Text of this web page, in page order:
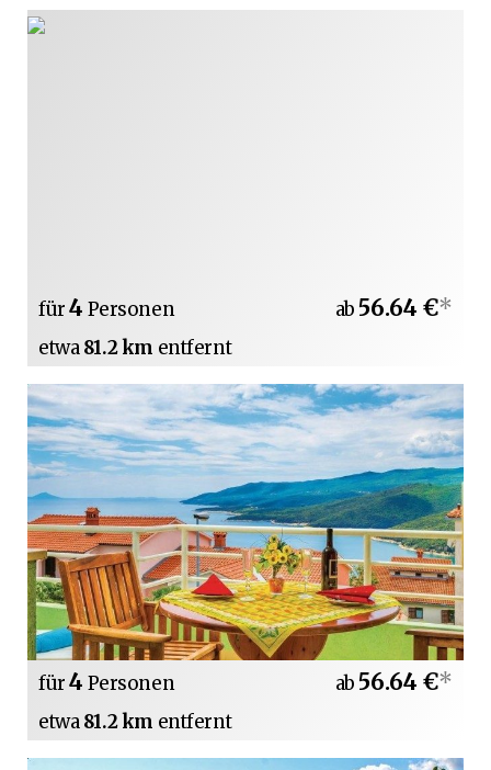
für4 Personen
etwa81.2 km entfernt
ab 56.64 €*
für4 Personen
etwa81.2 km entfernt
ab 56.64 €*